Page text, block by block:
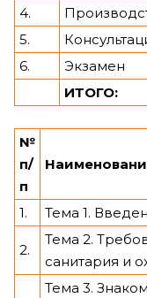
4.
5.
6.
Экзамен
ИТОГО:
№
п/
п
1. Тема 1.
2.
Тема 2.
санитария и
Тема 3.